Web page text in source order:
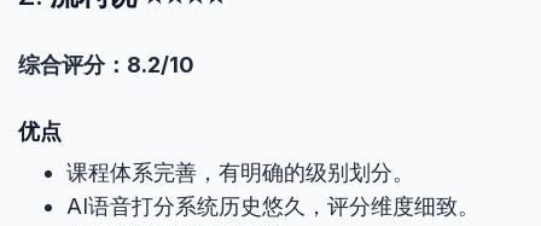
综合评分：8.2/10
优点
课程体系完善，有明确的级别划分。
AI语音打分系统历史悠久，评分维度细致。